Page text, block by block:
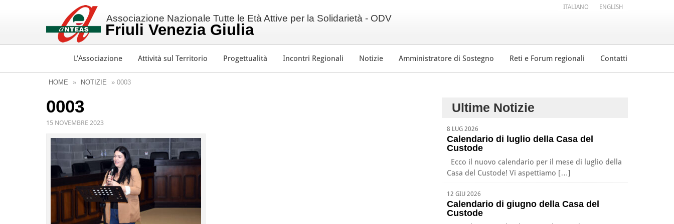
Associazione Nazionale Tutte le Età Attive per la Solidarietà - ODV
Friuli Venezia Giulia
L’Associazione Attività sul Territorio Progettualità Incontri Regionali Notizie Amministratore di Sostegno Reti e Forum regionali Contatti
ITALIANO ENGLISH
HOME » NOTIZIE » 0003
0003
15 NOVEMBRE 2023
Ultime Notizie
8 LUG 2026
Calendario di luglio della Casa del
Custode
Ecco il nuovo calendario per il mese di luglio della
Casa del Custode! Vi aspettiamo […]
12 GIU 2026
Calendario di giugno della Casa del
Custode